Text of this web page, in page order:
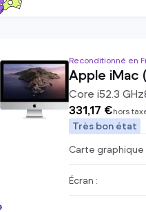
Reconditionné en
Apple iMac
Core i52.3 GHz
331,17 €hors
Très bon état
Carte graphique
Écran :